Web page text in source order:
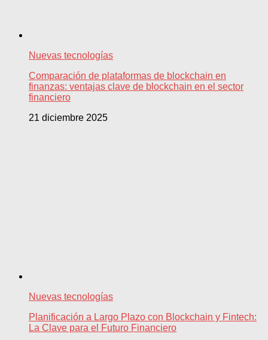
Nuevas tecnologías
Comparación de plataformas de blockchain en
finanzas: ventajas clave de blockchain en el sector
financiero
21 diciembre 2025
Nuevas tecnologías
Planificación a Largo Plazo con Blockchain y Fintech:
La Clave para el Futuro Financiero